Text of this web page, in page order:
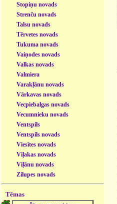
Stopiņu novads
Strenču novads
Talsu novads
Tērvetes novads
Tukuma novads
Vaiņodes novads
Valkas novads
Valmiera
Varakļānu novads
Vārkavas novads
Vecpiebalgas novads
Vecumnieku novads
Ventspils
Ventspils novads
Viesītes novads
Viļakas novads
Viļānu novads
Zilupes novads
Tēmas